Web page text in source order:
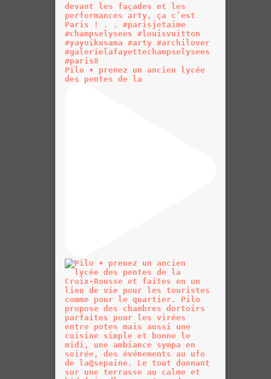
Pilo • prenez un ancien lycée
des pentes de la